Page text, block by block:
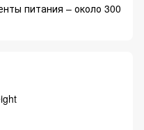
питания – около 300